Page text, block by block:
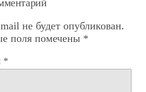
не будет опубликован.
поля помечены *
*